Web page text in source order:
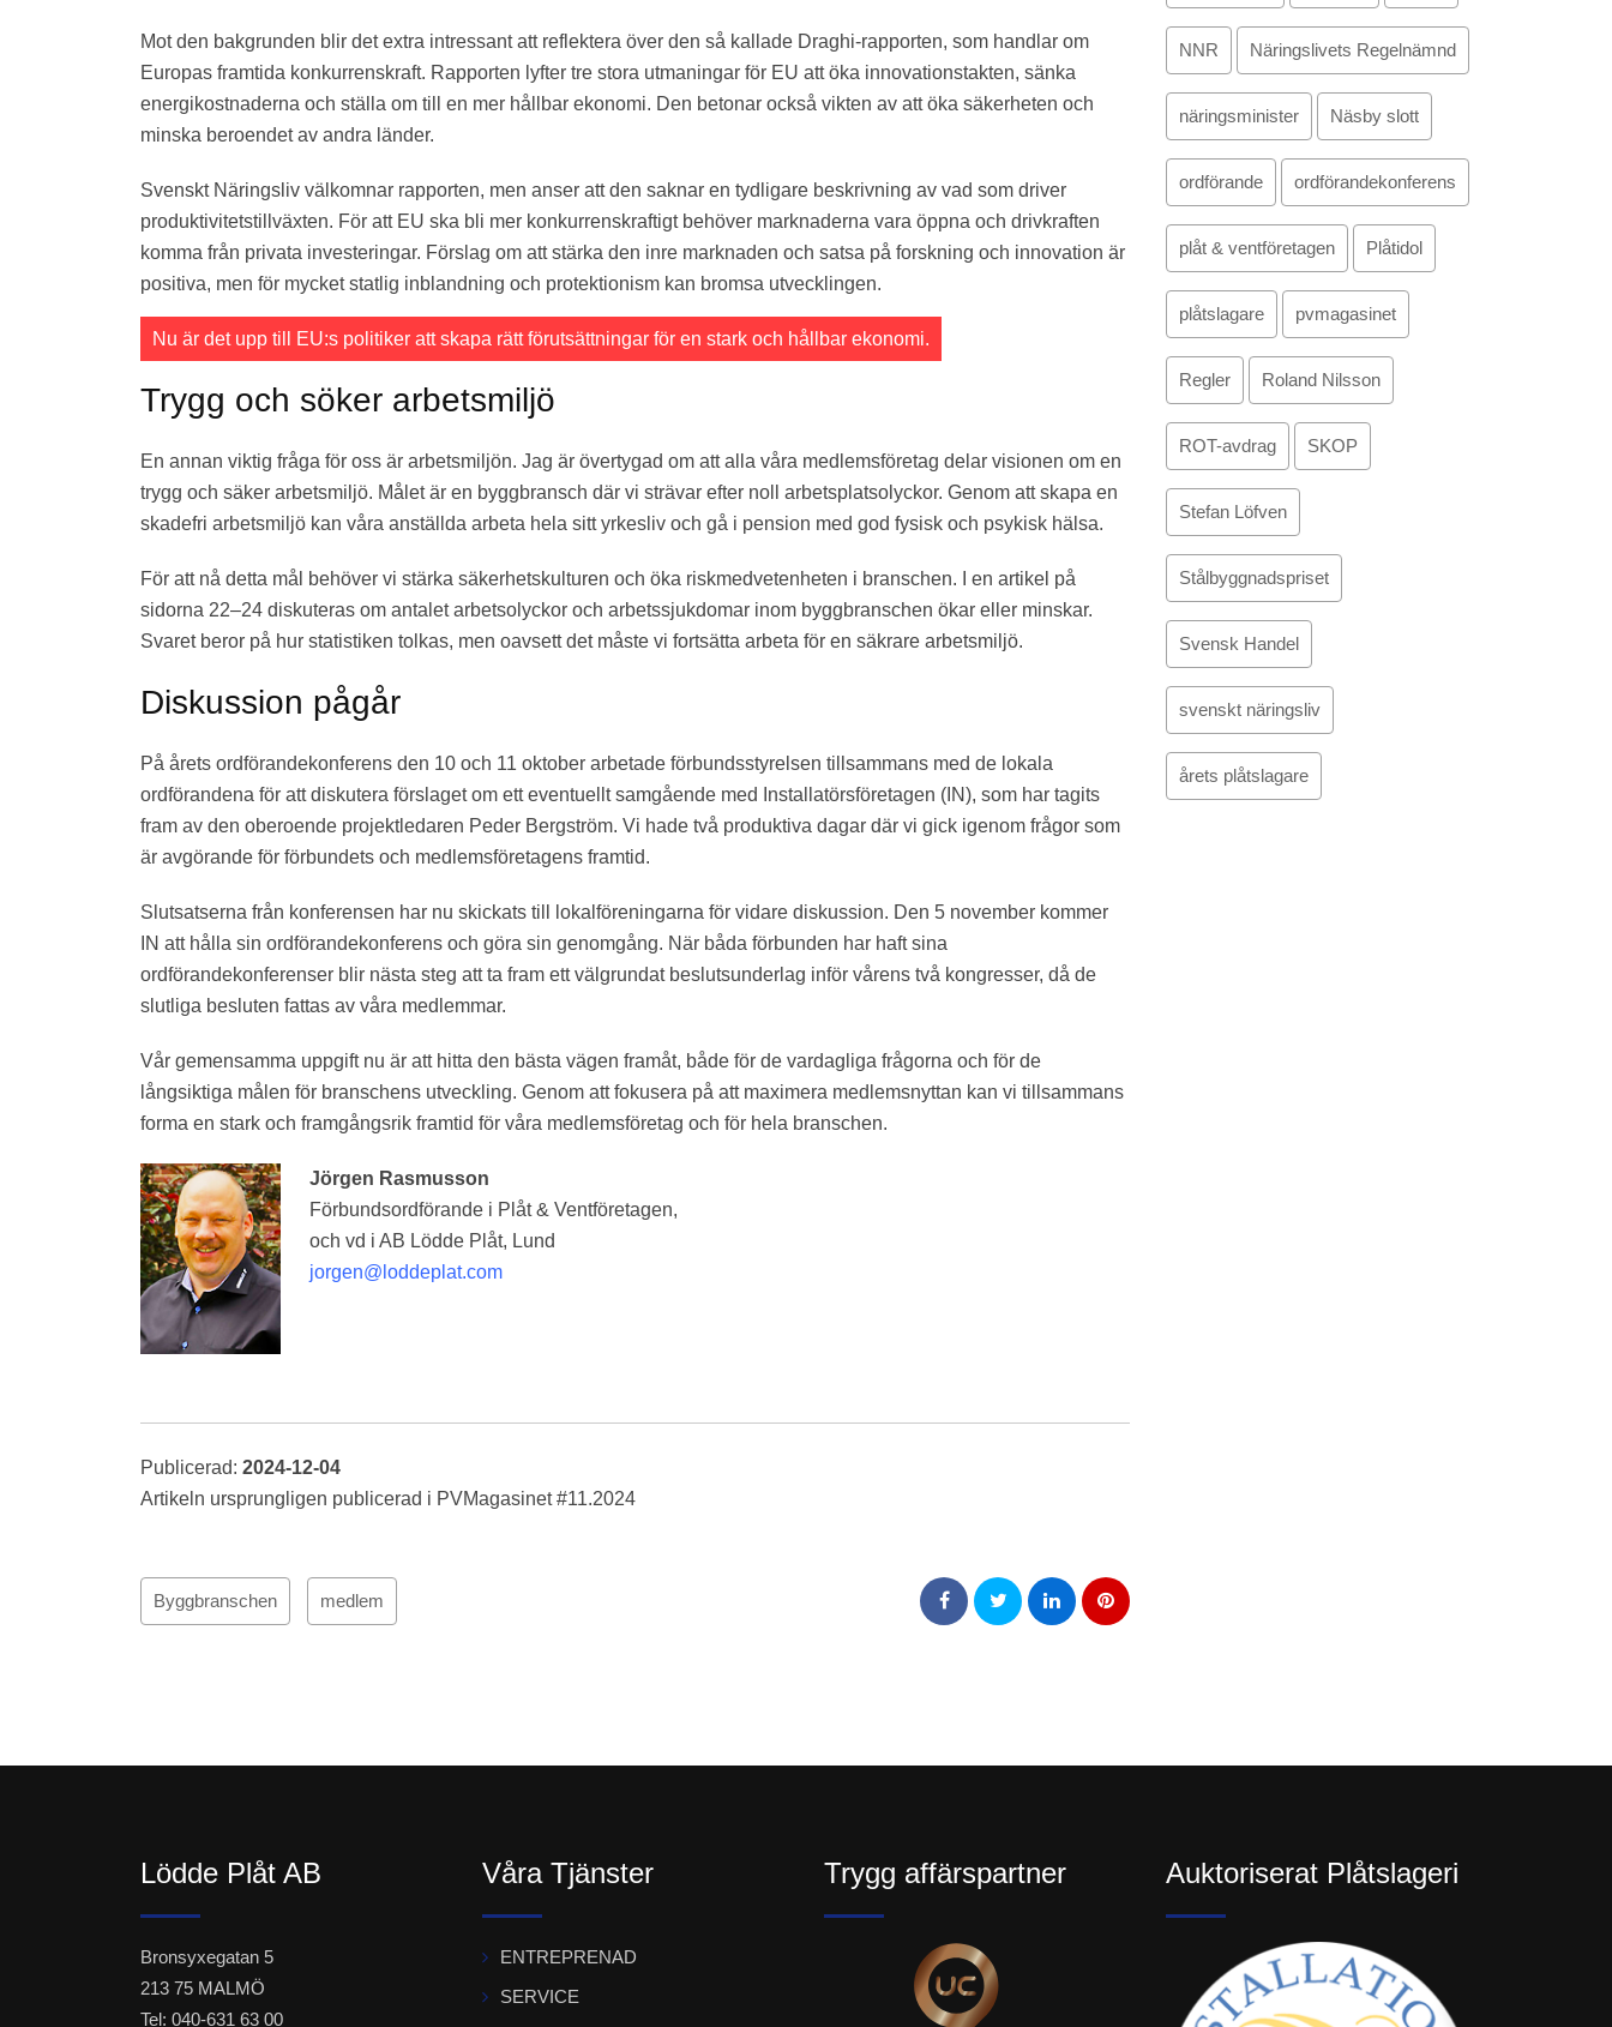
Mot den bakgrunden blir det extra intressant att reflektera över den så kallade Draghi-rapporten, som handlar om
Europas framtida konkurrenskraft. Rapporten lyfter tre stora utmaningar för EU att öka innovationstakten, sänka
energikostnaderna och ställa om till en mer hållbar ekonomi. Den betonar också vikten av att öka säkerheten och
minska beroendet av andra länder.
Svenskt Näringsliv välkomnar rapporten, men anser att den saknar en tydligare beskrivning av vad som driver
produktivitetstillväxten. För att EU ska bli mer konkurrenskraftigt behöver marknaderna vara öppna och drivkraften
komma från privata investeringar. Förslag om att stärka den inre marknaden och satsa på forskning och innovation är
positiva, men för mycket statlig inblandning och protektionism kan bromsa utvecklingen.
Nu är det upp till EU:s politiker att skapa rätt förutsättningar för en stark och hållbar ekonomi.
Trygg och söker arbetsmiljö
En annan viktig fråga för oss är arbetsmiljön. Jag är övertygad om att alla våra medlemsföretag delar visionen om en
trygg och säker arbetsmiljö. Målet är en byggbransch där vi strävar efter noll arbetsplatsolyckor. Genom att skapa en
skadefri arbetsmiljö kan våra anställda arbeta hela sitt yrkesliv och gå i pension med god fysisk och psykisk hälsa.
För att nå detta mål behöver vi stärka säkerhetskulturen och öka riskmedvetenheten i branschen. I en artikel på
sidorna 22–24 diskuteras om antalet arbetsolyckor och arbetssjukdomar inom byggbranschen ökar eller minskar.
Svaret beror på hur statistiken tolkas, men oavsett det måste vi fortsätta arbeta för en säkrare arbetsmiljö.
Diskussion pågår
På årets ordförandekonferens den 10 och 11 oktober arbetade förbundsstyrelsen tillsammans med de lokala
ordförandena för att diskutera förslaget om ett eventuellt samgående med Installatörsföretagen (IN), som har tagits
fram av den oberoende projektledaren Peder Bergström. Vi hade två produktiva dagar där vi gick igenom frågor som
är avgörande för förbundets och medlemsföretagens framtid.
Slutsatserna från konferensen har nu skickats till lokalföreningarna för vidare diskussion. Den 5 november kommer
IN att hålla sin ordförandekonferens och göra sin genomgång. När båda förbunden har haft sina
ordförandekonferenser blir nästa steg att ta fram ett välgrundat beslutsunderlag inför vårens två kongresser, då de
slutliga besluten fattas av våra medlemmar.
Vår gemensamma uppgift nu är att hitta den bästa vägen framåt, både för de vardagliga frågorna och för de
långsiktiga målen för branschens utveckling. Genom att fokusera på att maximera medlemsnyttan kan vi tillsammans
forma en stark och framgångsrik framtid för våra medlemsföretag och för hela branschen.
Jörgen Rasmusson
Förbundsordförande i Plåt & Ventföretagen,
och vd i AB Lödde Plåt, Lund
jorgen@loddeplat.com
Publicerad: 2024-12-04
Artikeln ursprungligen publicerad i PVMagasinet #11.2024
Byggbranschen medlem
NNR Näringslivets Regelnämnd
näringsminister Näsby slott
ordförande ordförandekonferens
plåt & ventföretagen Plåtidol
plåtslagare pvmagasinet
Regler Roland Nilsson
ROT-avdrag SKOP
Stefan Löfven
Stålbyggnadspriset
Svensk Handel
svenskt näringsliv
årets plåtslagare
Lödde Plåt AB
Bronsyxegatan 5
213 75 MALMÖ
Tel: 040-631 63 00
Våra Tjänster
ENTREPRENAD
SERVICE
Trygg affärspartner Auktoriserat Plåtslageri